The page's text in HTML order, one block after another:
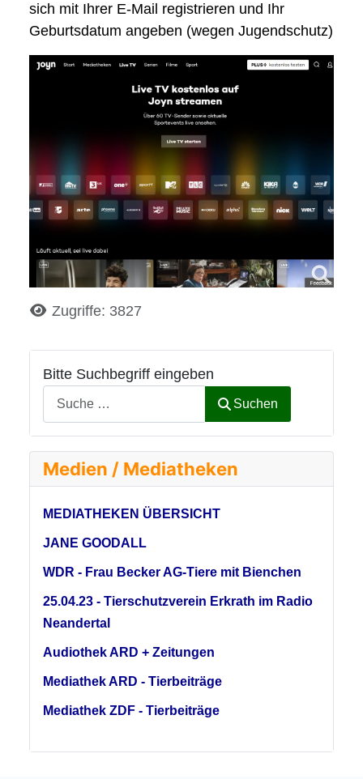
Bitte Suchbegriff eingeben
Suchen
Medien / Mediatheken
MEDIATHEKEN ÜBERSICHT
JANE GOODALL
WDR - Frau Becker AG-Tiere mit Bienchen
25.04.23 - Tierschutzverein Erkrath im Radio
Neandertal
Audiothek ARD + Zeitungen
Mediathek ARD - Tierbeiträge
Mediathek ZDF - Tierbeiträge
sich mit Ihrer E-Mail registrieren und Ihr
Geburtsdatum angeben (wegen Jugendschutz)
DetailsZugriffe: 3827